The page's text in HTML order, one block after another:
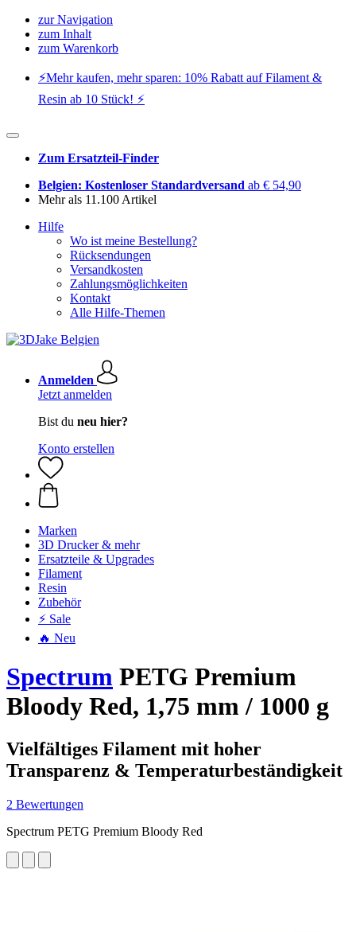
zur Navigation
zum Inhalt
zum Warenkorb
⚡️Mehr kaufen, mehr sparen: 10% Rabatt auf Filament &
Resin ab 10 Stück! ⚡️
Zum Ersatzteil-Finder
Belgien: Kostenloser Standardversand ab € 54,90
Mehr als 11.100 Artikel
Hilfe
Wo ist meine Bestellung?
Rücksendungen
Versandkosten
Zahlungsmöglichkeiten
Kontakt
Alle Hilfe-Themen
Anmelden
Jetzt anmelden
Bist du neu hier?
Konto erstellen
Marken
3D Drucker & mehr
Ersatzteile & Upgrades
Filament
Resin
Zubehör
⚡ Sale
🔥 Neu
Spectrum PETG Premium
Bloody Red, 1,75 mm / 1000 g
Vielfältiges Filament mit hoher
Transparenz & Temperaturbeständigkeit
2 Bewertungen
Spectrum PETG Premium Bloody Red